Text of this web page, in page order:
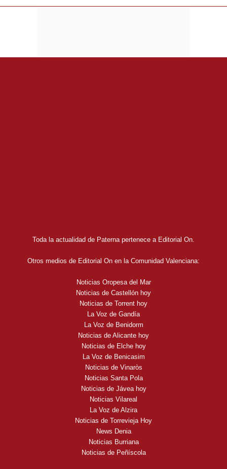
Toda la actualidad de Paterna pertenece a Editorial On.
Otros medios de Editorial On en la Comunidad Valenciana:
Noticias Oropesa del Mar
Noticias de Castellón hoy
Noticias de Torrent hoy
La Voz de Gandía
La Voz de Benidorm
Noticias de Alicante hoy
Noticias de Elche hoy
La Voz de Benicasim
Noticias de Vinaròs
Noticias Santa Pola
Noticias de Jávea hoy
Noticias Vilareal
La Voz de Alzira
Noticias de Torrevieja Hoy
News Denia
Noticias Burriana
Noticias de Peñíscola